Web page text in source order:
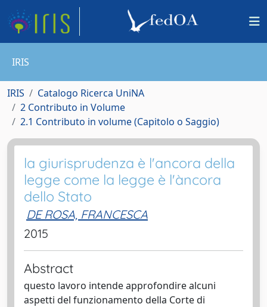
IRIS
IRIS
Catalogo Ricerca UniNA
2 Contributo in Volume
2.1 Contributo in volume (Capitolo o Saggio)
la giurisprudenza è l'ancora della
legge come la legge è l'àncora
dello Stato
DE ROSA, FRANCESCA
2015
Abstract
questo lavoro intende approfondire alcuni
aspetti del funzionamento della Corte di